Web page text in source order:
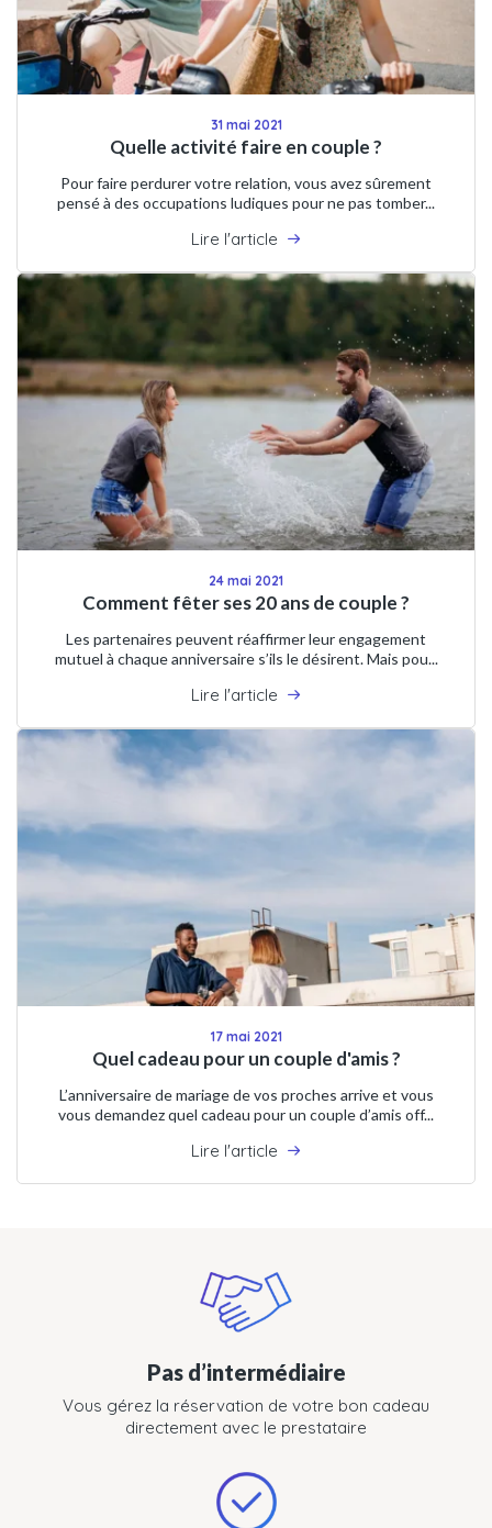
31 mai 2021
Quelle activité faire en couple ?
Pour faire perdurer votre relation, vous avez sûrement
pensé à des occupations ludiques pour ne pas tomber...
Lire l'article
24 mai 2021
Comment fêter ses 20 ans de couple ?
Les partenaires peuvent réaffirmer leur engagement
mutuel à chaque anniversaire s’ils le désirent. Mais pou...
Lire l'article
17 mai 2021
Quel cadeau pour un couple d'amis ?
L’anniversaire de mariage de vos proches arrive et vous
vous demandez quel cadeau pour un couple d’amis off...
Lire l'article
Pas d’intermédiaire
Vous gérez la réservation de votre bon cadeau
directement avec le prestataire